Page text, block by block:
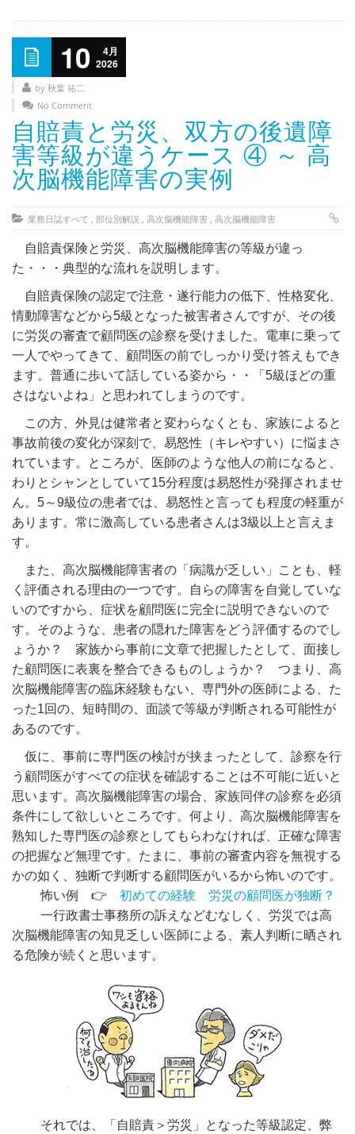
10
4月
2026
by 秋葉 祐二
No Comment
自賠責と労災、双方の後遺障
害等級が違うケース ④ ～ 高
次脳機能障害の実例
業務日誌すべて 部位別解説 高次脳機能障害 高次脳機能障害
自賠責保険と労災、高次脳機能障害の等級が違っ
た・・・典型的な流れを説明します。
自賠責保険の認定で注意・遂行能力の低下、性格変化、
情動障害などから5級となった被害者さんですが、その後
に労災の審査で顧問医の診察を受けました。電車に乗って
一人でやってきて、顧問医の前でしっかり受け答えもでき
ます。普通に歩いて話している姿から・・「5級ほどの重
さはないよね」と思われてしまうのです。
この方、外見は健常者と変わらなくとも、家族によると
事故前後の変化が深刻で、易怒性（キレやすい）に悩まさ
れています。ところが、医師のような他人の前になると、
わりとシャンとしていて15分程度は易怒性が発揮されませ
ん。5～9級位の患者では、易怒性と言っても程度の軽重が
あります。常に激高している患者さんは3級以上と言えま
す。
また、高次脳機能障害者の「病識が乏しい」ことも、軽
く評価される理由の一つです。自らの障害を自覚していな
いのですから、症状を顧問医に完全に説明できないので
す。そのような、患者の隠れた障害をどう評価するのでし
ょうか？ 家族から事前に文章で把握したとして、面接し
た顧問医に表裏を整合できるものしょうか？ つまり、高
次脳機能障害の臨床経験もない、専門外の医師による、た
った1回の、短時間の、面談で等級が判断される可能性が
あるのです。
仮に、事前に専門医の検討が挟まったとして、診察を行
う顧問医がすべての症状を確認することは不可能に近いと
思います。高次脳機能障害の場合、家族同伴の診察を必須
条件にして欲しいところです。何より、高次脳機能障害を
熟知した専門医の診察としてもらわなければ、正確な障害
の把握など無理です。たまに、事前の審査内容を無視する
かの如く、独断で判断する顧問医がいるから怖いのです。
怖い例 👉 初めての経験 労災の顧問医が独断？
一行政書士事務所の訴えなどむなしく、労災では高
次脳機能障害の知見乏しい医師による、素人判断に晒され
る危険が続くと思います。
それでは、「自賠責＞労災」となった等級認定、弊